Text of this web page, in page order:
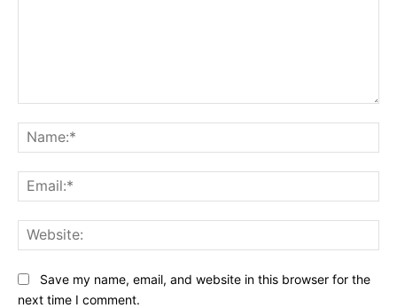
Save my name, email, and website in this browser for the
next time I comment.